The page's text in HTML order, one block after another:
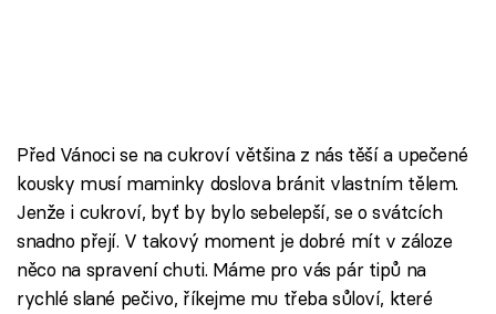
Před Vánoci se na cukroví většina z nás těší a upečené
kousky musí maminky doslova bránit vlastním tělem.
Jenže i cukroví, byť by bylo sebelepší, se o svátcích
snadno přejí. V takový moment je dobré mít v záloze
něco na spravení chuti. Máme pro vás pár tipů na
rychlé slané pečivo, říkejme mu třeba sůloví, které